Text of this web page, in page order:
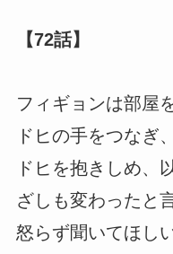
【72話】
フィギョンは部屋
ドヒの手をつなぎ
ドヒを抱きしめ、
ざしも変わったと
怒らず聞いてほし